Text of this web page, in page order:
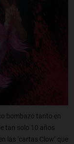
bombazo tanto en
tan solo 10 años
las ‘cartas Clow’ que